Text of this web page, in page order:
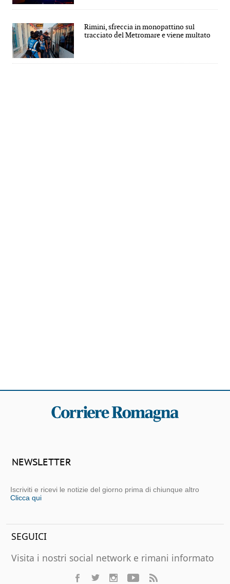
Rimini, sfreccia in monopattino sul
tracciato del Metromare e viene multato
NEWSLETTER
Iscriviti e ricevi le notizie del giorno prima di chiunque altro
Clicca qui
SEGUICI
Visita i nostri social network e rimani informato